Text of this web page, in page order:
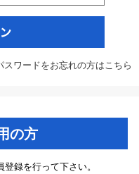
スワードをお忘れの方はこちら
の方
録を行って下さい。